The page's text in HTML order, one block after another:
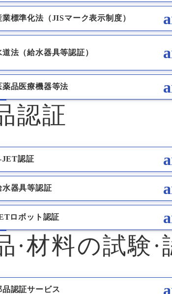
業標準化法（JISマーク表示制度）
道法（給水器具等認証）
薬品医療機器等法
認証
JET認証
水器具等認証
ロボット認証
·材料の試験·
品認証サービス